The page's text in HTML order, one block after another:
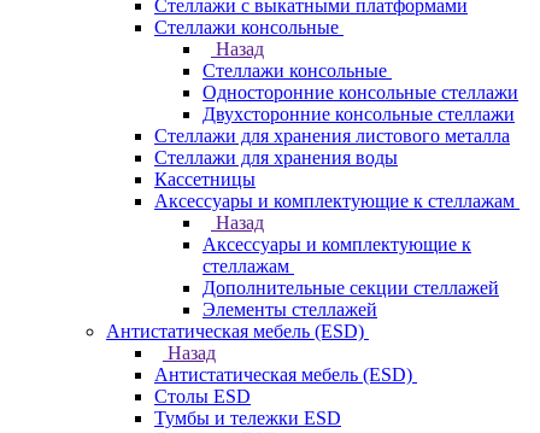
Стеллажи с выкатными платформами
Стеллажи консольные
Назад
Стеллажи консольные
Односторонние консольные стеллажи
Двухсторонние консольные стеллажи
Стеллажи для хранения листового металла
Стеллажи для хранения воды
Кассетницы
Аксесcуары и комплектующие к стеллажам
Назад
Аксесcуары и комплектующие к
стеллажам
Дополнительные секции стеллажей
Элементы стеллажей
Антистатическая мебель (ESD)
Назад
Антистатическая мебель (ESD)
Столы ESD
Тумбы и тележки ESD